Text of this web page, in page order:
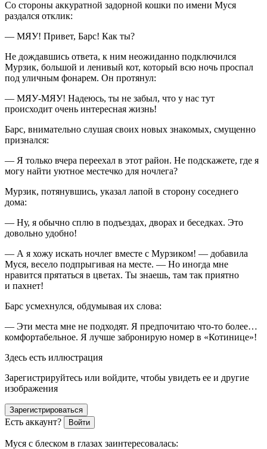
Со стороны аккуратной задорной кошки по имени Муся
раздался отклик:
— МЯУ! Привет, Барс! Как ты?
Не дождавшись ответа, к ним неожиданно подключился
Мурзик, большой и ленивый кот, который всю ночь проспал
под уличным фонарем. Он протянул:
— МЯУ-МЯУ! Надеюсь, ты не забыл, что у нас тут
происходит очень интересная жизнь!
Барс, внимательно слушая своих новых знакомых, смущенно
признался:
— Я только вчера переехал в этот район. Не подскажете, где я
могу найти уютное местечко для ночлега?
Мурзик, потянувшись, указал лапой в сторону соседнего
дома:
— Ну, я обычно сплю в подъездах, дворах и беседках. Это
довольно удобно!
— А я хожу искать ночлег вместе с Мурзиком! — добавила
Муся, весело подпрыгивая на месте. — Но иногда мне
нравится прятаться в цветах. Ты знаешь, там так приятно
и пахнет!
Барс усмехнулся, обдумывая их слова:
— Эти места мне не подходят. Я предпочитаю что-то более…
комфортабельное. Я лучше забронирую номер в «Котинице»!
Здесь есть иллюстрация
Зарегистрируйтесь или войдите, чтобы увидеть ее и другие
изображения
Зарегистрироваться
Есть аккаунт? Войти
Муся с блеском в глазах заинтересовалась: